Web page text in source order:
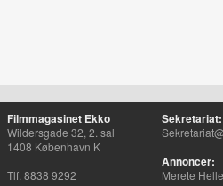
Filmmagasinet Ekko
Wildersgade 32, 2. sal
1408 København K
Tlf. 8838 9292
Sekretariat:
Annoncer:
Merete